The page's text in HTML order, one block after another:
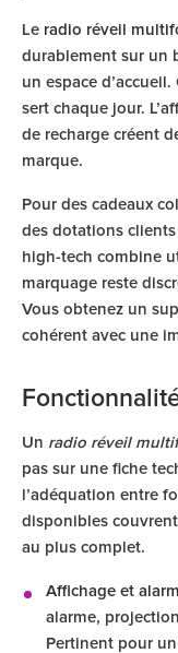
Le radio réveil
durablement sur un
un espace
sert chaque jour.
de recharge créent
marque.
Pour des cadeaux
des dotations
high-tech combine
marquage reste
Vous obtenez un
cohérent avec une
Un radio réveil
pas sur une fiche
l’adéquation entre
disponibles
au plus complet.
Affichage et
alarme,
Pertinent pour